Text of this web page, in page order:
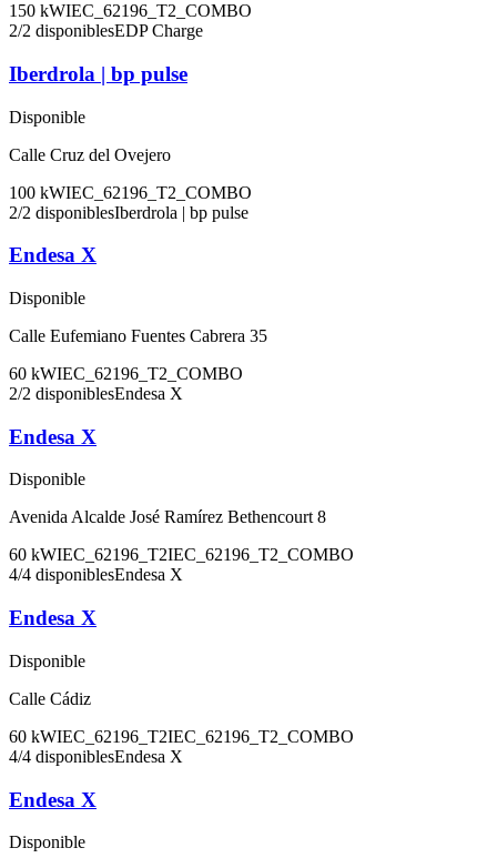
150 kWIEC_62196_T2_COMBO
2/2 disponiblesEDP Charge
Iberdrola | bp pulse
Disponible
Calle Cruz del Ovejero
100 kWIEC_62196_T2_COMBO
2/2 disponiblesIberdrola | bp pulse
Endesa X
Disponible
Calle Eufemiano Fuentes Cabrera 35
60 kWIEC_62196_T2_COMBO
2/2 disponiblesEndesa X
Endesa X
Disponible
Avenida Alcalde José Ramírez Bethencourt 8
60 kWIEC_62196_T2IEC_62196_T2_COMBO
4/4 disponiblesEndesa X
Endesa X
Disponible
Calle Cádiz
60 kWIEC_62196_T2IEC_62196_T2_COMBO
4/4 disponiblesEndesa X
Endesa X
Disponible